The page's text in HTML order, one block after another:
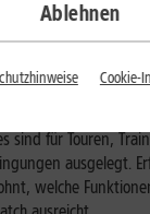
sind für Touren,
ausgelegt.
welche
Ablehnen
Cookie-